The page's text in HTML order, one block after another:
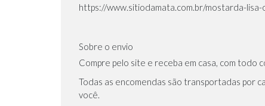
https://www.sitiodamata.com.br/mostarda-lisa-
Sobre o envio
Compre pelo site e receba em casa, com todo
Todas as encomendas são transportadas por
você.